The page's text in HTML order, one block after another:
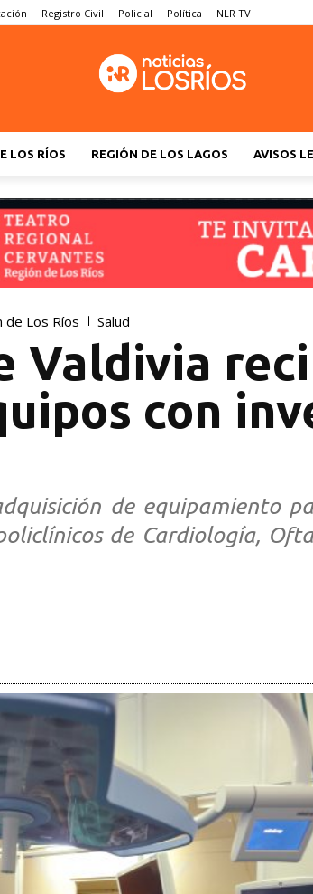
Registro Civil Policial Política NLR TV
LOS RÍOS REGIÓN DE LOS LAGOS AVISOS
de Los Ríos Salud
Valdivia
con
de equipamiento
de Cardiología,